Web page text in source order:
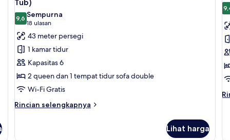
foto
untuk
Suite,
Beberapa
Tempat
Tidur
(Mobility
Accessible,
Tub)
Tub)
9,69,6 dari 10
Sempurna
18 ulasan
(18
ulasan)
43 meter persegi
1 kamar tidur
Kapasitas 6
2 queen dan 1 tempat tidur sofa double
Wi-Fi Gratis
Rincian selengkapnya
Rincian
Lihat harga